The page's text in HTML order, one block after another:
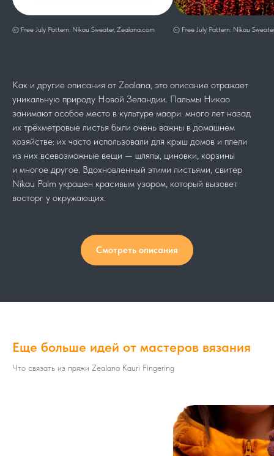
© Free July Pattern: Nīkau Sweater, Zealana.com © Free July Pattern: Nīkau
Как и другие описания от Zealana, это описание отражает
уникальную природу Новой Зеландии. Пальмы Никао
занимают особое место в культуре маори: много лет назад
их трёхметровые листья были очень важны в домашнем
хозяйстве: их часто использовали для крыш домов и плели
из них всевозможные вещи — шляпы, циновки, корзины
и многое другое. Вдохновленный этими листьями, свитер
Nīkau Palm украшен красивым узором, который вызовет
восторг у окружающих.
Смотреть описания
Еще больше идей от мастеров вязания
Что связать из пряжи Zealana Kauri Fingering